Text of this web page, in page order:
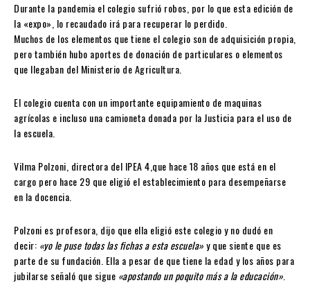
Durante la pandemia el colegio sufrió robos, por lo que esta edición de
la «expo», lo recaudado irá para recuperar lo perdido.
Muchos de los elementos que tiene el colegio son de adquisición propia,
pero también hubo aportes de donación de particulares o elementos
que llegaban del Ministerio de Agricultura.
El colegio cuenta con un importante equipamiento de maquinas
agrícolas e incluso una camioneta donada por la Justicia para el uso de
la escuela.
Vilma Polzoni, directora del IPEA 4,que hace 18 años que está en el
cargo pero hace 29 que eligió el establecimiento para desempeñarse
en la docencia.
Polzoni es profesora, dijo que ella eligió este colegio y no dudó en
decir: «yo le puse todas las fichas a esta escuela»y que siente que es
parte de su fundación. Ella a pesar de que tiene la edad y los años para
jubilarse señaló que sigue «apostando un poquito más a la educación».